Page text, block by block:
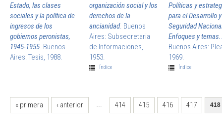
Estado, las clases
sociales y la política de
ingresos de los
gobiernos peronistas,
1945-1955. Buenos
Aires: Tesis, 1988.
organización social y los
derechos de la
ancianidad. Buenos
Aires: Subsecretaria
de Informaciones,
1953.
Índice
Políticas y
para el Desarrollo
Seguridad
Enfoques y temas.
Buenos Aires:
1969.
Índice
PÁGINAS
« primera ‹ anterior 414 415 416 417 418